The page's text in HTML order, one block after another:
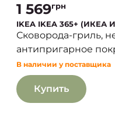
1 569грн
IKEA IKEA 365+ (ИКЕА
Сковорода-гриль,
антипригарное
В наличии у поставщика
Купить